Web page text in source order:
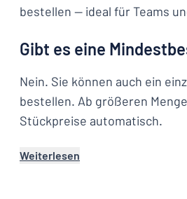
bestellen — ideal für Teams
Gibt es eine
Nein. Sie können auch ein
bestellen. Ab größeren
Stückpreise automatisch.
Weiterlesen